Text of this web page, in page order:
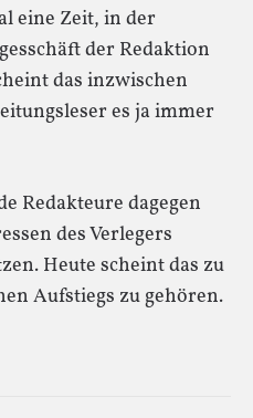
eine Zeit, in der
der Redaktion
das inzwischen
es ja immer
Redakteure dagegen
des Verlegers
Heute scheint das zu
Aufstiegs zu gehören.